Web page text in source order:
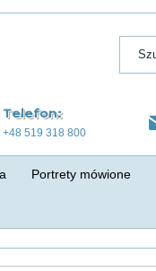
Telefon:
+48 519 318 800
Portrety mówione